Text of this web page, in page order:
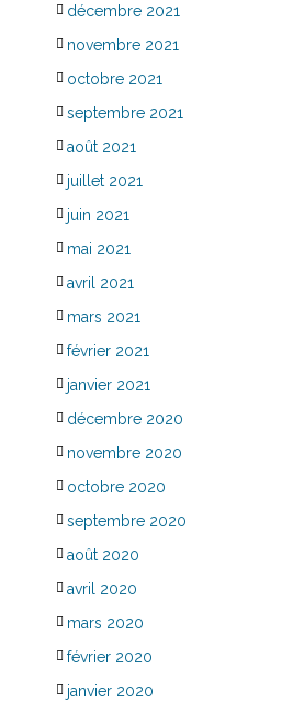
décembre 2021
novembre 2021
octobre 2021
septembre 2021
août 2021
juillet 2021
juin 2021
mai 2021
avril 2021
mars 2021
février 2021
janvier 2021
décembre 2020
novembre 2020
octobre 2020
septembre 2020
août 2020
avril 2020
mars 2020
février 2020
janvier 2020